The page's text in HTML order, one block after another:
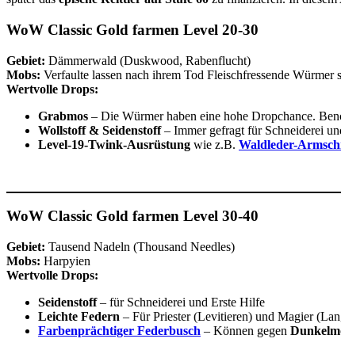
WoW Classic Gold farmen Level 20-30
Gebiet: Dämmerwald (Duskwood, Rabenflucht)
Mobs: Verfaulte lassen nach ihrem Tod Fleischfressende Würmer
Wertvolle Drops:
Grabmos – Die Würmer haben eine hohe Dropchance.
Wollstoff & Seidenstoff– Immer gefragt für Schneiderei
Level-19-Twink-Ausrüstung wie z.B. Waldleder-
WoW Classic Gold farmen Level 30-40
Gebiet: Tausend Nadeln (Thousand Needles)
Mobs: Harpyien
Wertvolle Drops:
Seidenstoff– für Schneiderei und Erste Hilfe
Leichte Federn – Für Priester (Levitieren) und Magier
Farbenprächtiger Federbusch – Können gegen